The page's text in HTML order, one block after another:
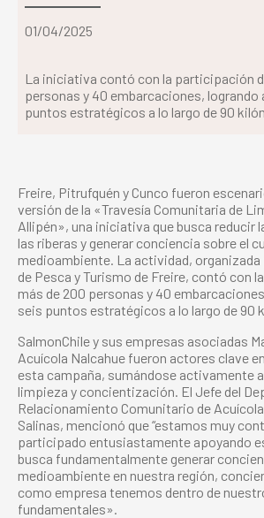
01/04/2025
La iniciativa contó con la participación
personas y 40 embarcaciones, logrando
puntos estratégicos a lo largo de 90
Freire, Pitrufquén y Cunco fueron
versión de la «Travesía Comunitaria de
Allipén», una iniciativa que busca reducir
las riberas y generar conciencia sobre el
medioambiente. La actividad, organizada
de Pesca y Turismo de Freire, contó con
más de 200 personas y 40
seis puntos estratégicos a lo largo de 90
SalmonChile y sus empresas asociadas
Acuícola Nalcahue fueron actores clave
esta campaña, sumándose activamente
limpieza y concientización. El Jefe del
Relacionamiento Comunitario de
Salinas, mencionó que “estamos muy
participado entusiastamente apoyando
busca fundamentalmente generar
medioambiente en nuestra región,
como empresa tenemos dentro de
fundamentales».